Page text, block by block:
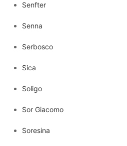
Senfter
Senna
Serbosco
Sica
Soligo
Sor Giacomo
Soresina